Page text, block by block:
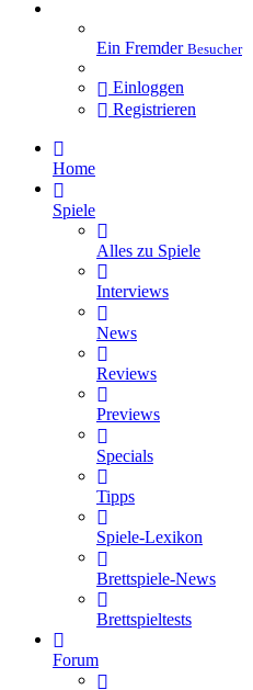
Ein Fremder Besucher
Einloggen
Registrieren
Home
Spiele
Alles zu Spiele
Interviews
News
Reviews
Previews
Specials
Tipps
Spiele-Lexikon
Brettspiele-News
Brettspieltests
Forum